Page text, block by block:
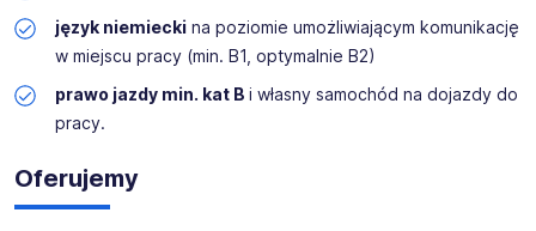
Zapraszamy - sprawdź nas!
Klient jest rodzinną firmą z siedzibą w Berlinie i
doświadczonym specjalistą w zakresie intralogistyki
oferujewózki widłowe
czyszczenia. Obsługuje klientów z Berlina i Brandenburgii
zarówno we własnym warsztacie wózków widłowych, jak i
język niemieckina poziomie umożliwiającym komunikację
w miejscu pracy (min. B1, optymalnie B2)
prawo jazdy min. kat B i własny samochód na dojazdy do
pracy.
Oferujemy